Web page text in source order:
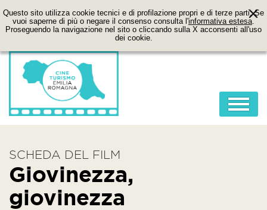
Questo sito utilizza cookie tecnici e di profilazione propri e di terze parti. Se
vuoi saperne di più o negare il consenso consulta l'informativa estesa.
Proseguendo la navigazione nel sito o cliccando sulla X acconsenti all'uso
dei cookie.
ABOUT
FILM
LOCATION
SCHEDA DEL FILM
Giovinezza,
giovinezza